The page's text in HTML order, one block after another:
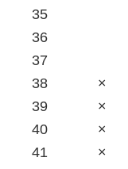
35
36
37
38
×
39
×
40
×
41
×